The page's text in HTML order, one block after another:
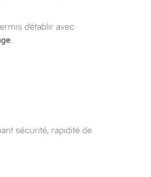
d’établir avec
.
sécurité, rapidité de